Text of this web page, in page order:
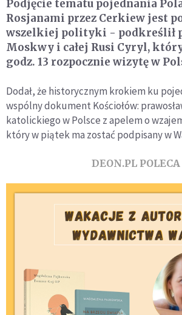
Podjęcie tematu pojednania
Rosjanami przez Cerkiew jest
wszelkiej polityki - podkreślił
Moskwy i całej Rusi Cyryl,
godz. 13 rozpocznie wizytę w
Dodał, że historycznym krokiem ku
wspólny dokument Kościołów:
katolickiego w Polsce z apelem o
który w piątek ma zostać podpisany w
DEON.PL POLECA